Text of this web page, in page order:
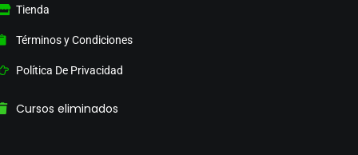
Tienda
Términos y Condiciones
Política De Privacidad
Cursos eliminados